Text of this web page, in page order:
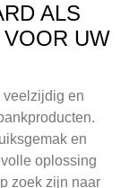
ALS
UW
veelzijdig en
en
oplossing
zoek zijn naar